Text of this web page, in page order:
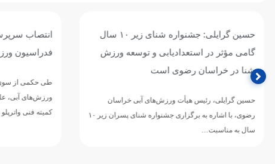
حسین گرایلی: جشنواره شنای زیر ۱۰ سال
گامی مؤثر در استعدادیابی و توسعه ورزش
شنا در خراسان رضوی است
حسین گرایلی، رئیس هیأت ورزش‌های آبی خراسان
رضوی، با اشاره به برگزاری جشنواره شنای پسران زیر ۱۰
سال به مناسبت…
انتصاب
فدراسیون
طی حکمی از سوی
ورزش‌های آبی،
کمیته فنی